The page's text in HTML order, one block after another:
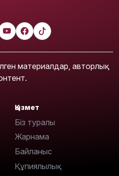
материалдар, авторлық
Қызмет
Біз туралы
Жарнама
Байланыс
Құпиялылық